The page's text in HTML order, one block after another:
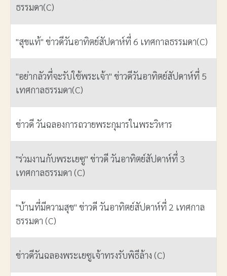
ธรรมดา(C)
"สุขแท้" ข่าวดีวันอาทิตย์สัปดาห์ที่ 6 เทศกาลธรรมดา(C)
"อย่ากลัวที่จะรับใช้พระเจ้า" ข่าวดีวันอาทิตย์สัปดาห์ที่ 5
เทศกาลธรรมดา(C)
ข่าวดี วันฉลองการถวายพระกุมารในพระวิหาร
"ร่วมงานกับพระเยซู" ข่าวดี วันอาทิตย์สัปดาห์ที่ 3
เทศกาลธรรมดา (C)
"บ้านที่มีความสุข" ข่าวดี วันอาทิตย์สัปดาห์ที่ 2 เทศกาล
ธรรมดา (C)
ข่าวดีวันฉลองพระเยซูเจ้าทรงรับพิธีล้าง (C)